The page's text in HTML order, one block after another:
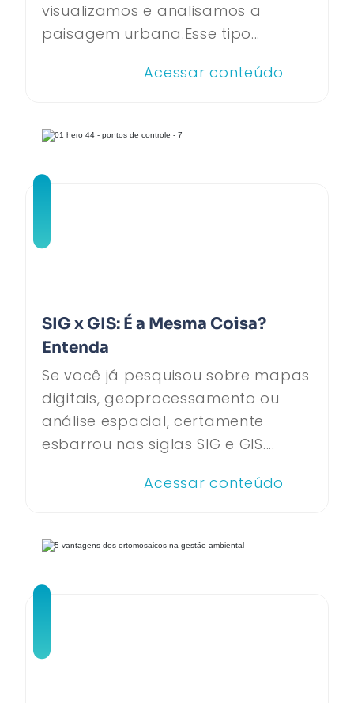
visualizamos e analisamos a
paisagem urbana.Esse tipo...
Acessar conteúdo
SIG x GIS: É a Mesma Coisa?
Entenda
Se você já pesquisou sobre mapas
digitais, geoprocessamento ou
análise espacial, certamente
esbarrou nas siglas SIG e GIS....
Acessar conteúdo